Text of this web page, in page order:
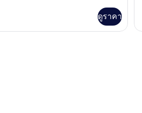
ดูราคา
เกี่
เก็บเสียง